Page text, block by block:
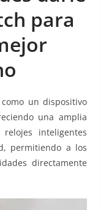
a
m
ar
tir
para
un dispositivo
una amplia
inteligentes
permitiendo a los
directamente